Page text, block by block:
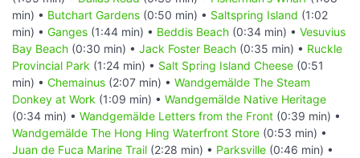
min) • Butchart Gardens (0:50 min) • Saltspring Island (1:02
min) • Ganges (1:44 min) • Beddis Beach (0:34 min) • Vesuvius
Bay Beach (0:30 min) • Jack Foster Beach (0:35 min) • Ruckle
Provincial Park (1:24 min) • Salt Spring Island Cheese (0:51
min) • Chemainus (2:07 min) • Wandgemälde The Steam
Donkey at Work (1:09 min) • Wandgemälde Native Heritage
(0:34 min) • Wandgemälde Letters from the Front (0:39 min) •
Wandgemälde The Hong Hing Waterfront Store (0:53 min) •
Juan de Fuca Marine Trail (2:28 min) • Parksville (0:46 min) •